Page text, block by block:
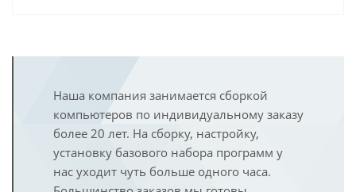
Наша компания занимается сборкой
компьютеров по индивидуальному заказу
более 20 лет. На сборку, настройку,
установку базового набора программ у
нас уходит чуть больше одного часа.